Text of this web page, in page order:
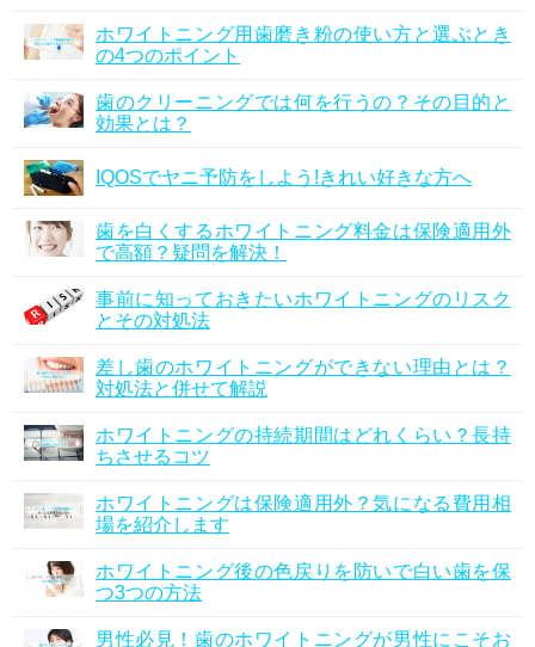
ホワイトニング用歯磨き粉の使い方と選ぶとき
の4つのポイント
歯のクリーニングでは何を行うの？その目的と
効果とは？
IQOSでヤニ予防をしよう!きれい好きな方へ
歯を白くするホワイトニング料金は保険適用外
で高額？疑問を解決！
事前に知っておきたいホワイトニングのリスク
とその対処法
差し歯のホワイトニングができない理由とは？
対処法と併せて解説
ホワイトニングの持続期間はどれくらい？長持
ちさせるコツ
ホワイトニングは保険適用外？気になる費用相
場を紹介します
ホワイトニング後の色戻りを防いで白い歯を保
つ3つの方法
男性必見！歯のホワイトニングが男性にこそお